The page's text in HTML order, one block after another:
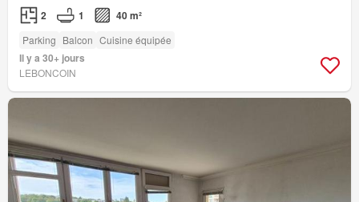
2 1 40 m²
Parking Balcon Cuisine équipée
Il y a 30+ jours
LEBONCOIN